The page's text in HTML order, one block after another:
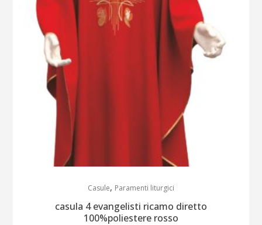
Casule, Paramenti liturgici
casula 4 evangelisti ricamo diretto
100%poliestere rosso